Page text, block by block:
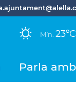
Mín. 23ºC
Parla